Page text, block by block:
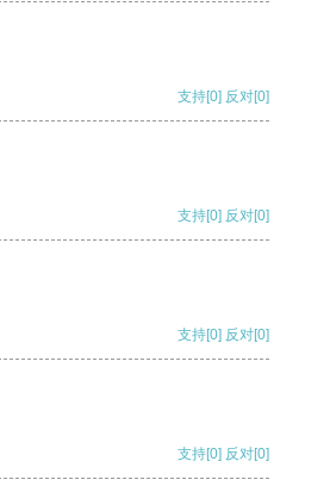
支持[0] 反对[0]
支持[0] 反对[0]
支持[0] 反对[0]
支持[0] 反对[0]